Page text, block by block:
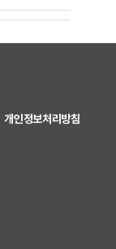
개인정보처리방침